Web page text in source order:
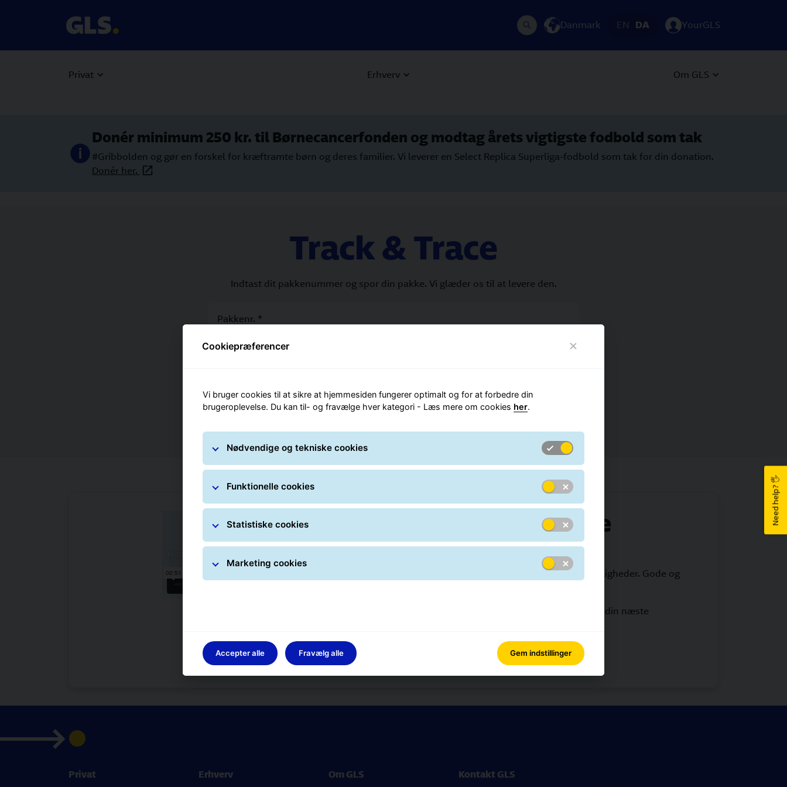
Danmark EN DA YourGLS
Privat Erhverv Om GLS
Donér minimum 250 kr. til Børnecancerfonden og modtag årets vigtigste fodbold som tak
#Gribbolden og gør en forskel for kræftramte børn og deres familier. Vi leverer en Select Replica Superliga-fodbold som tak for din donation.
Donér her.
Track & Trace
Indtast dit pakkenummer og spor din pakke. Vi glæder os til at levere den.
Parcel Search
Pakkenr. *
Søg >
Nulstil
Hos GLS får du hele
pakken
Fantastiske kolleger. Spændende udviklingsmuligheder. Gode og
Oplev, hvordan det er at arbejde hos os, og find din næste
Privat Erhverv Om GLS Kontakt GLS
Cookiepræferencer
Vi bruger cookies til at sikre at hjemmesiden fungerer optimalt og for at forbedre din
brugeroplevelse. Du kan til- og fravælge hver kategori - Læs mere om cookies her.
Nødvendige og tekniske cookies
Funktionelle cookies
Statistiske cookies
Marketing cookies
Accepter alle Fravælg alle Gem indstillinger
Need help? 🖐